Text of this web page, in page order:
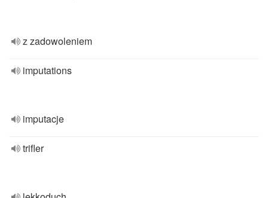
z zadowoleniem
imputations
imputacje
trifler